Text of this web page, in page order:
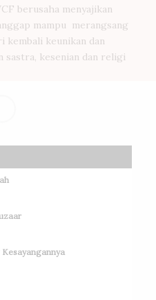
berusaha menyajikan
mampu merangsang
kembali keunikan dan
sastra, kesenian dan religi
Kesayangannya